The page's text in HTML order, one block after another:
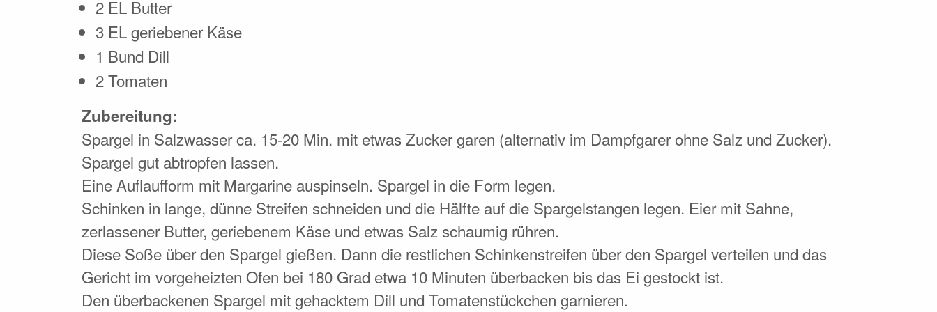
2 EL Butter
3 EL geriebener Käse
1 Bund Dill
2 Tomaten
Zubereitung:
Spargel in Salzwasser ca. 15-20 Min. mit etwas Zucker garen (alternativ im Dampfgarer ohne Salz und Zucker).
Spargel gut abtropfen lassen.
Eine Auflaufform mit Margarine auspinseln. Spargel in die Form legen.
Schinken in lange, dünne Streifen schneiden und die Hälfte auf die Spargelstangen legen. Eier mit Sahne,
zerlassener Butter, geriebenem Käse und etwas Salz schaumig rühren.
Diese Soße über den Spargel gießen. Dann die restlichen Schinkenstreifen über den Spargel verteilen und das
Gericht im vorgeheizten Ofen bei 180 Grad etwa 10 Minuten überbacken bis das Ei gestockt ist.
Den überbackenen Spargel mit gehacktem Dill und Tomatenstückchen garnieren.